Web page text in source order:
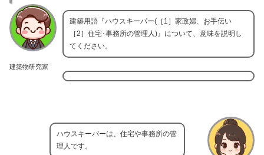
建築物研究家
建築用語『ハウスキーパー(［1］家政婦、お手伝い
［2］住宅･事務所の管理人)』について、意味を説明し
てください。
ハウスキーパーは、住宅や事務所の管
理人です。